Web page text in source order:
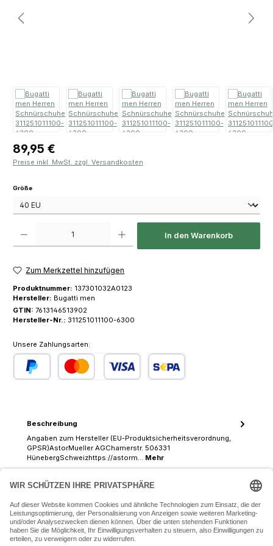
Regulärer Preis:
89,95 €
Preise inkl. MwSt. zzgl. Versandkosten
Größeauswählen
In den Warenkorb
Zum Merkzettel hinzufügen
Produktnummer: 137301032A0123
Hersteller: Bugatti men
GTIN: 7613146513902
Hersteller-Nr.: 311251011100-6300
Unsere Zahlungsarten:
Beschreibung
Angaben zum Hersteller (EU-Produktsicherheitsverordnung,
GPSR)AstorMueller AGChamerstr. 506331
HünebergSchweizhttps://astorm… Mehr
07243 54050 (Mo-Fr: 9.30 - 18:30 Uhr Sa: 9:30 - 16 Uhr)
SERVICE-HOTLINE